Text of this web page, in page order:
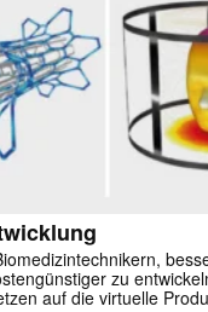
zu
auf die virtuelle